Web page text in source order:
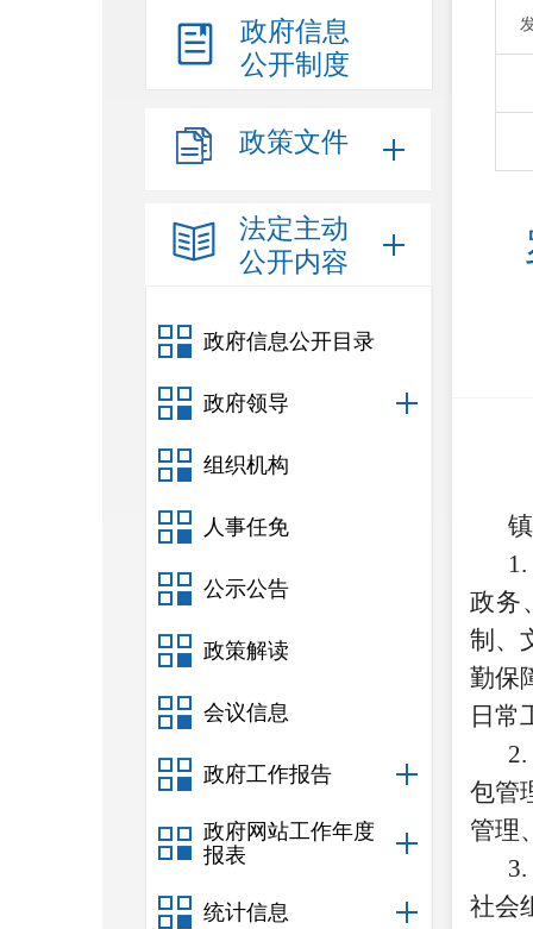
政府信息
公开制度
政策文件
法定主动
公开内容
政府信息公开目录
政府领导
组织机构
人事任免
公示公告
政策解读
会议信息
政府工作报告
政府网站工作年度
报表
统计信息
政务
制、
勤保
日常
包管
管理
社会